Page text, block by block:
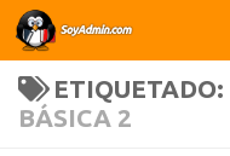
Saltar al contenido
ETIQUETADO:
BÁSICA 2